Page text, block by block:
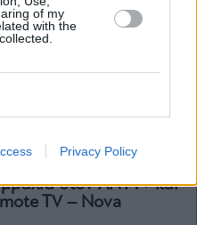
of my
with the
Privacy Policy
η πρωτιά του
στον ΑΝΤ1+ και
TV – Nova